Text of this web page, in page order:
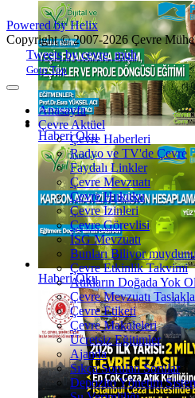
Haberi Oku
Haberi Oku
Powered by Helix
Copyright © 2007-2026 Çevre
Joomla! 3 Templates
Tweets by cevre_muh
Goto Top
Anasayfa
Çevre Aktüel
Çevre Haberleri
Radyo ve TV'de Çevre
Faydalı Linkler
Çevre Mevzuatı
Çevre Hukuku
Çevre İzinleri
Çevre Görevlisi
İSG Mevzuatı
Bunları Biliyor
Çevre Etkinlik Takvimi
Atıkların Doğada Yok
Çevre Mevzuatı
Çevre Etiketi
Çevre Makaleleri
Ücretsiz Eğitimler
Ajanda
Sıkça Sorulan Sorular
Depozito Yönetim